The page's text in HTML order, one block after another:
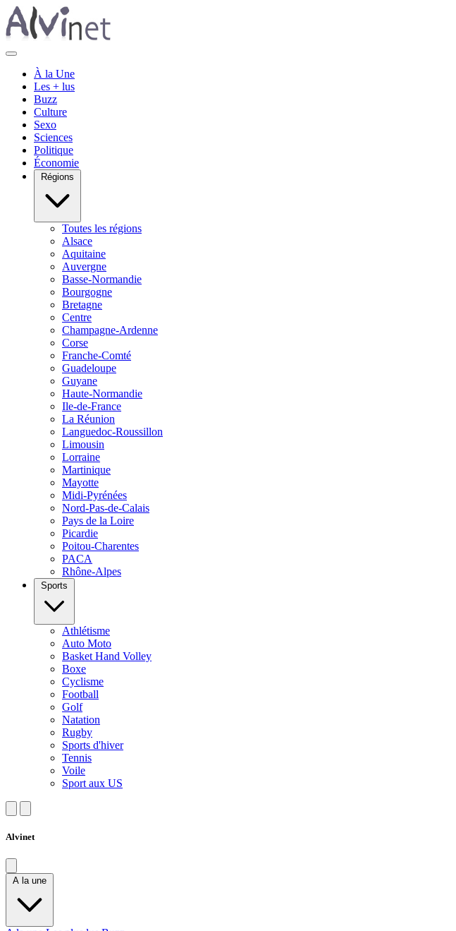
À la Une
Les + lus
Buzz
Culture
Sexo
Sciences
Politique
Économie
Régions
Toutes les régions
Alsace
Aquitaine
Auvergne
Basse-Normandie
Bourgogne
Bretagne
Centre
Champagne-Ardenne
Corse
Franche-Comté
Guadeloupe
Guyane
Haute-Normandie
Ile-de-France
La Réunion
Languedoc-Roussillon
Limousin
Lorraine
Martinique
Mayotte
Midi-Pyrénées
Nord-Pas-de-Calais
Pays de la Loire
Picardie
Poitou-Charentes
PACA
Rhône-Alpes
Sports
Athlétisme
Auto Moto
Basket Hand Volley
Boxe
Cyclisme
Football
Golf
Natation
Rugby
Sports d'hiver
Tennis
Voile
Sport aux US
Alvinet
A la une